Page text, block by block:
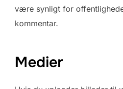
være synligt for
kommentar.
Medier